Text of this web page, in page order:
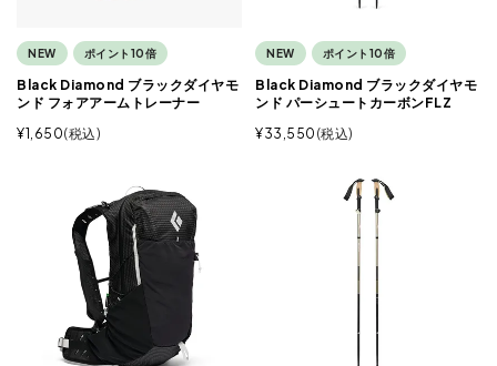
NEW ポイント10倍
Black Diamond ブラックダイヤモ
ンド フォアアームトレーナー
¥1,650 税込
NEW ポイント10倍
Black Diamond ブラックダイヤモ
ンド パーシュートカーボンFLZ
¥33,550 税込